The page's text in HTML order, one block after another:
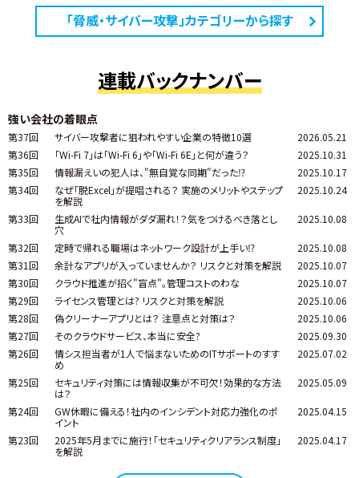
「脅威・サイバー攻撃」カテゴリーから探す
連載バックナンバー
強い会社の着眼点
第37回 サイバー攻撃者に狙われやすい企業の特徴10選
2026.05.21
第36回
「Wi-Fi 7」は「Wi-Fi 6」や「Wi-Fi 6E」と何が違う？
2025.10.31
第35回
情報漏えいの犯人は、"無自覚な同期"だった⁉
2025.10.17
第34回
なぜ「脱Excel」が提唱される？ 実施のメリットやステップ
を解説
2025.10.24
第33回
生成AIで社内情報がダダ漏れ！？気をつけるべき落とし
穴
2025.10.08
第32回 定時で帰れる職場はネットワーク設計が上手い⁉
2025.10.08
第31回
余計なアプリが入っていませんか？ リスクと対策を解説
2025.10.07
第30回
クラウド推進が招く"盲点"。管理コストのわな
2025.10.07
第29回
ライセンス管理とは? リスクと対策を解説
2025.10.06
第28回
偽クリーナーアプリとは？ 注意点と対策は？
2025.10.06
第27回
そのクラウドサービス、本当に安全?
2025.09.30
第26回
情シス担当者が1人で悩まないためのITサポートのすす
め
2025.07.02
第25回
セキュリティ対策には情報収集が不可欠！効果的な方法
は？
2025.05.09
第24回
GW休暇に備える！社内のインシデント対応力強化のポ
イント
2025.04.15
第23回
2025年5月までに施行！「セキュリティクリアランス制度」
を解説
2025.04.17